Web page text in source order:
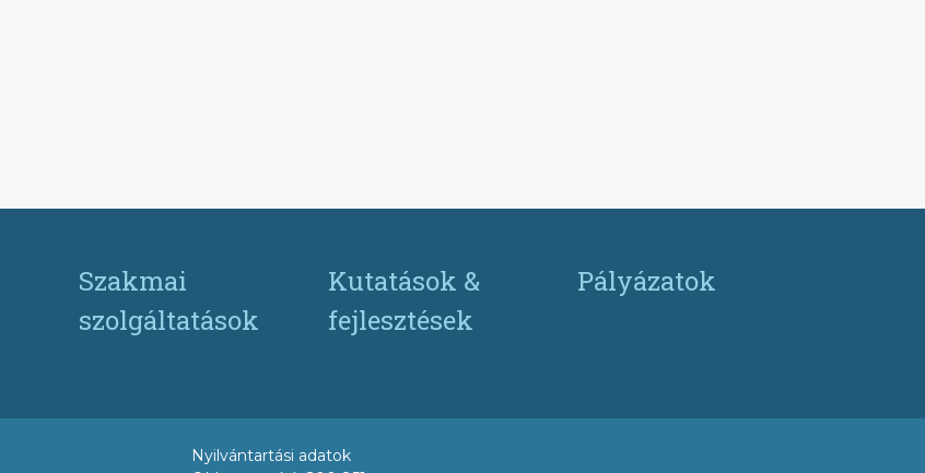
Szakmai
szolgáltatások
Kutatások &
fejlesztések
Pályázatok
Nyilvántartási adatok